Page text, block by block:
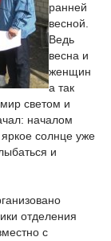
ранней
весной.
Ведь
весна и
женщин
а так
светом и
началом
солнце уже
и
отделения
с